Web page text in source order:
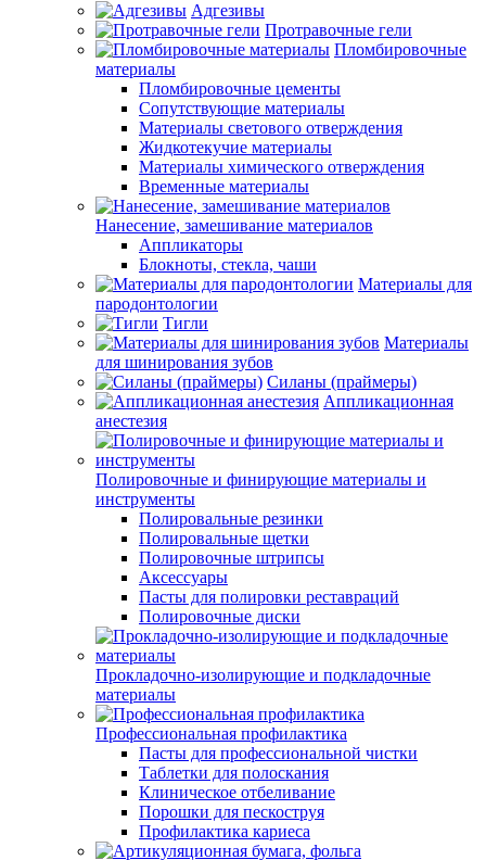
Адгезивы
Протравочные гели
Пломбировочные
материалы
Пломбировочные цементы
Сопутствующие материалы
Материалы светового отверждения
Жидкотекучие материалы
Материалы химического отверждения
Временные материалы
Нанесение, замешивание материалов
Аппликаторы
Блокноты, стекла, чаши
Материалы для
пародонтологии
Тигли
Материалы
для шинирования зубов
Силаны (праймеры)
Аппликационная
анестезия
Полировочные и финирующие материалы и
инструменты
Полировальные резинки
Полировальные щетки
Полировочные штрипсы
Аксессуары
Пасты для полировки реставраций
Полировочные диски
Прокладочно-изолирующие и подкладочные
материалы
Профессиональная профилактика
Пасты для профессиональной чистки
Таблетки для полоскания
Клиническое отбеливание
Порошки для пескоструя
Профилактика кариеса